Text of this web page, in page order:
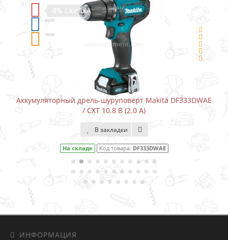
СКИДКА
Аккумуляторный дрель-шуруповерт Makita DF333DWAE
/ CXT 10.8 В (2.0 А)
В закладки
На складе Код товара:DF333DWAE
ИНФОРМАЦИЯ